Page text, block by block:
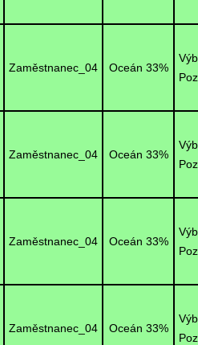
Zaměstnanec_04 Oceán 33%
Zaměstnanec_04 Oceán 33%
Zaměstnanec_04 Oceán 33%
Zaměstnanec_04 Oceán 33%